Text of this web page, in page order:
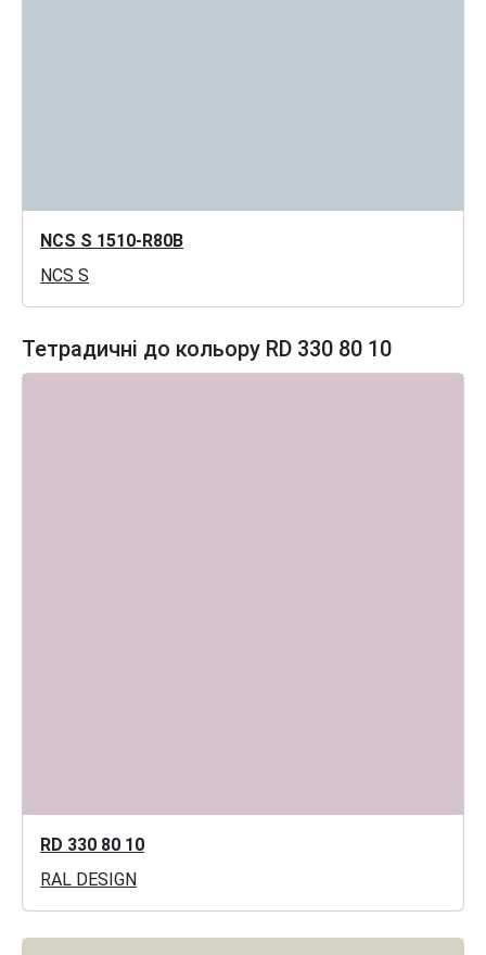
NCS S 1510-R80B
NCS S
Тетрадичні до кольору RD 330 80 10
RD 330 80 10
RAL DESIGN